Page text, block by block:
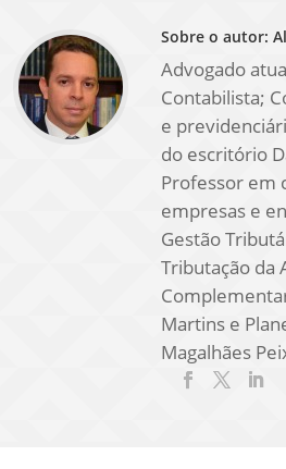
Sobre o autor:
Advogado
Contabilista;
e
do escritório
Professor em
empresas e
Gestão
Tributação da
Martins e
Magalhães